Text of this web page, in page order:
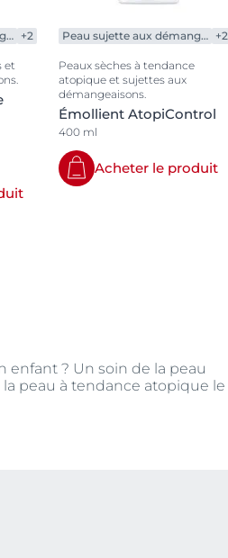
Peau sujette aux démangeaisons +2
et
Peau sujette aux démangeaisons +2
Peaux sèches à tendance
atopique et sujettes aux
démangeaisons.
Émollient AtopiControl
400 ml
Acheter le produit
? Un soin de la peau
peau à tendance atopique le